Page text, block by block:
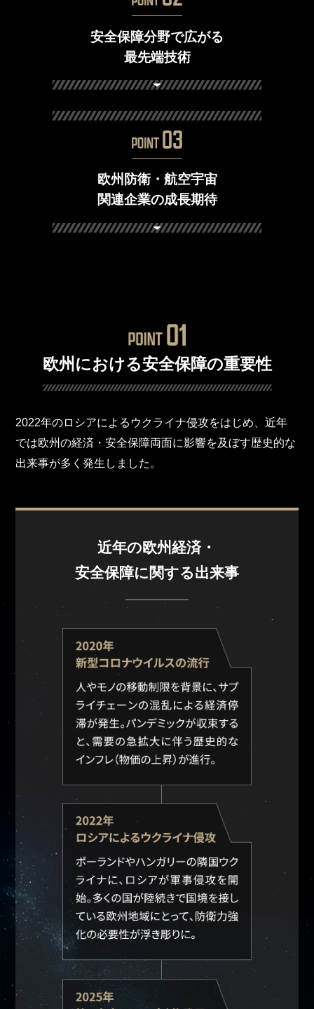
安全保障分野で広がる
最先端技術
欧州防衛・航空宇宙
関連企業の成長期待
欧州における安全保障の重要性
2022年のロシアによるウクライナ侵攻をはじめ、近年
では欧州の経済・安全保障両面に影響を及ぼす歴史的な
出来事が多く発生しました。
近年の欧州経済・
安全保障に関する出来事